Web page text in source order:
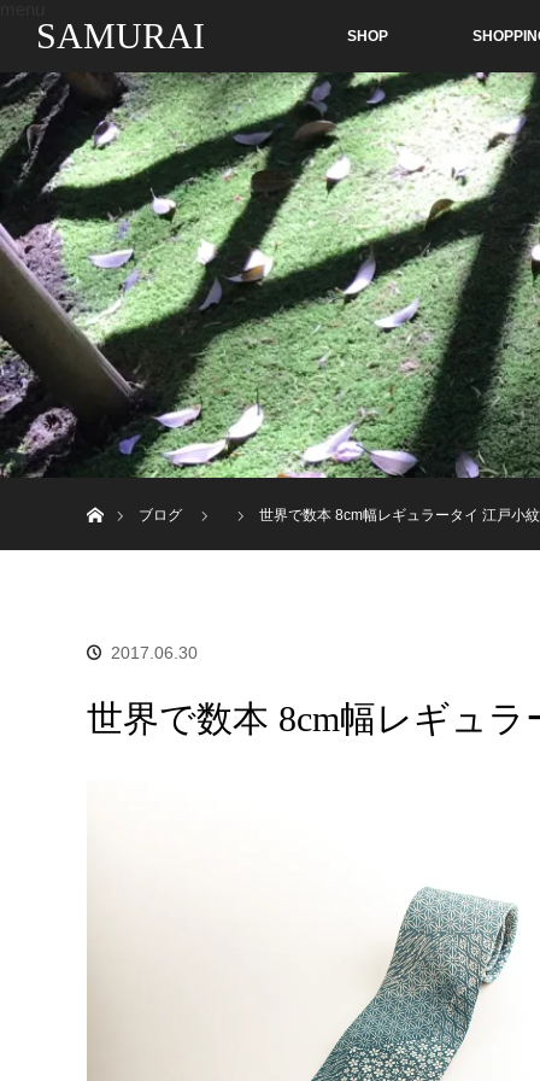
SAMURAI SHOP
ブログ
世界で数本 8cm幅レギュラータイ 江戸小
2017.06.30
世界で数本 8cm幅レギュ